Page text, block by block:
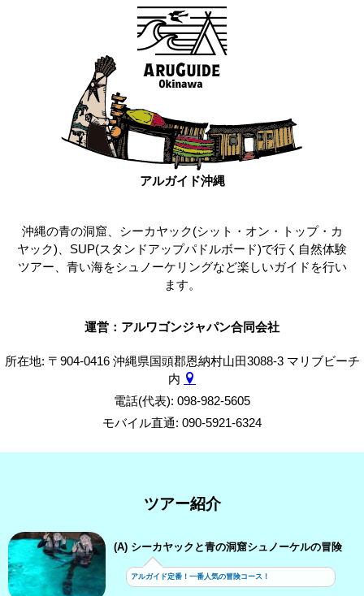
アルガイド沖縄
沖縄の青の洞窟、シーカヤック(シット・オン・トップ・カ
ヤック)、SUP(スタンドアップパドルボード)で行く自然体験
ツアー、青い海をシュノーケリングなど楽しいガイドを行い
ます。
運営：アルワゴンジャパン合同会社
所在地: 〒904-0416 沖縄県国頭郡恩納村山田3088-3 マリブビーチ
内
電話(代表): 098-982-5605
モバイル直通: 090-5921-6324
ツアー紹介
(A) シーカヤックと青の洞窟シュノーケルの冒険
アルガイド定番！一番人気の冒険コース！